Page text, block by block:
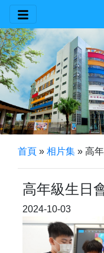
首頁 » 相片集 » 高
高年級生日
2024-10-03